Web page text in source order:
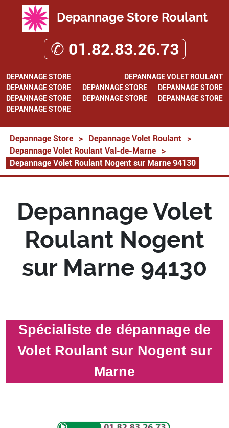
Depannage Store Roulant
✆ 01.82.83.26.73
DEPANNAGE STORE
DEPANNAGE VOLET ROULANT
DEPANNAGE STORE
DEPANNAGE STORE
DEPANNAGE STORE
DEPANNAGE STORE
DEPANNAGE STORE
DEPANNAGE STORE
DEPANNAGE STORE
Depannage Store > Depannage Volet Roulant
>
Depannage Volet Roulant Val-de-Marne
>
Depannage Volet Roulant Nogent sur Marne 94130
Depannage Volet
Roulant Nogent
sur Marne 94130
Spécialiste de dépannage de
Volet Roulant sur Nogent sur
Marne